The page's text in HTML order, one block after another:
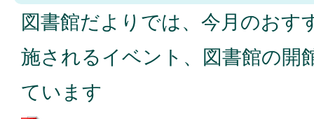
図書館だよりでは、今月のおす
施されるイベント、図書館の開
ています